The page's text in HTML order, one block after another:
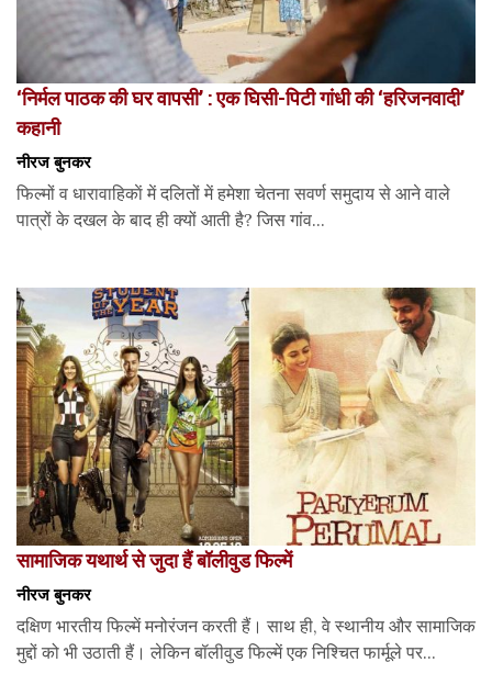
‘निर्मल पाठक की घर वापसी’ : एक घिसी-पिटी गांधी की ‘हरिजनवादी’
कहानी
नीरज बुनकर
फिल्मों व धारावाहिकाें में दलितों में हमेशा चेतना सवर्ण समुदाय से आने वाले
पात्रों के दखल के बाद ही क्यों आती है? जिस गांव...
सामाजिक यथार्थ से जुदा हैं बॉलीवुड फिल्में
नीरज बुनकर
दक्षिण भारतीय फिल्में मनोरंजन करती हैं। साथ ही, वे स्थानीय और सामाजिक
मुद्दों को भी उठाती हैं। लेकिन बॉलीवुड फिल्में एक निश्चित फार्मूले पर...